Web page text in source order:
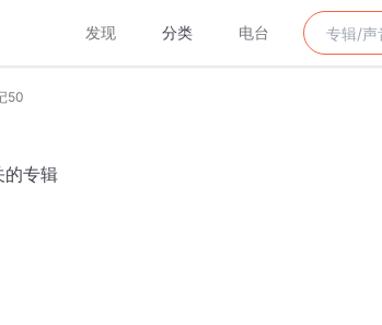
发现 分类 电台
50
的专辑